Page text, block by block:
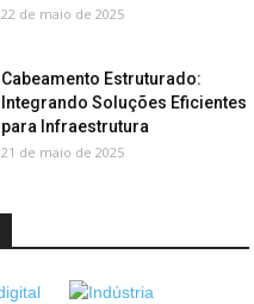
22 de maio de 2025
Cabeamento Estruturado:
Integrando Soluções Eficientes
para Infraestrutura
21 de maio de 2025